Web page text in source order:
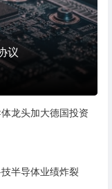
议
龙头加大德国投资
半导体业绩炸裂